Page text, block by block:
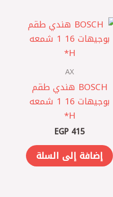
AX
BOSCH هندي ‎طقم
بوجيهات 16 1 شمعه
H*
EGP415
إضافة إلى السلة